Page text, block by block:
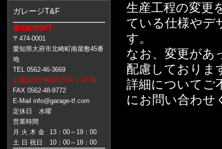
ガレージT&F
通信販売部門
〒474-0001
愛知県大府市北崎町南屋敷45番
地
TEL 0562-46-3669
お電話受付時間13:00～19:00
FAX 0562-48-9772
E-Mail info@garage-tf.com
定休日 水曜
営業時間
月 火 木 金
13：00～19：00
土 日 祝日
10：00～18：00
生産工程の変更
ている仕様やデ
す。
なお、変更があ
配慮しておりま
詳細についてご
にお問い合わせ